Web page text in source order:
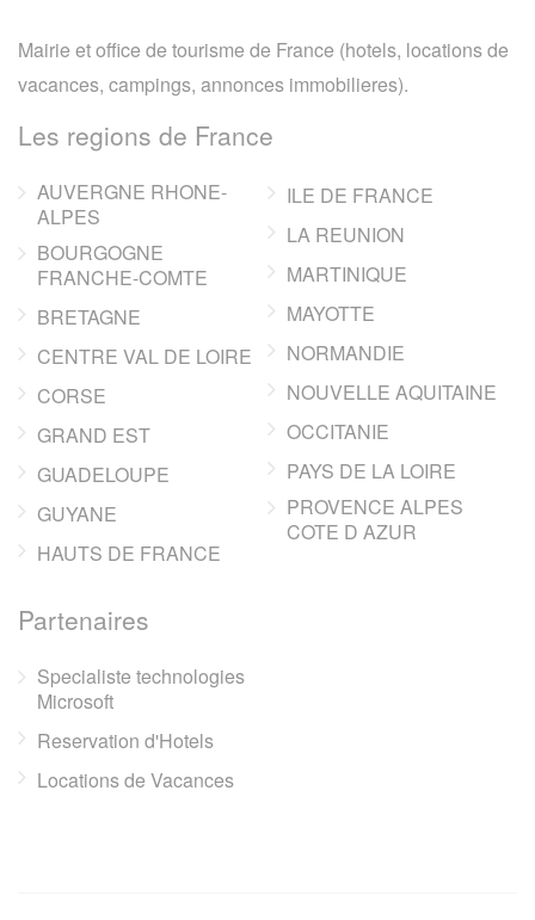
Mairie et office de tourisme de France (hotels, locations de
vacances, campings, annonces immobilieres).
Les regions de France
AUVERGNE RHONE-
ALPES
BOURGOGNE
FRANCHE-COMTE
BRETAGNE
CENTRE VAL DE LOIRE
CORSE
GRAND EST
GUADELOUPE
GUYANE
HAUTS DE FRANCE
ILE DE FRANCE
LA REUNION
MARTINIQUE
MAYOTTE
NORMANDIE
NOUVELLE AQUITAINE
OCCITANIE
PAYS DE LA LOIRE
PROVENCE ALPES
COTE D AZUR
Partenaires
Specialiste technologies
Microsoft
Reservation d'Hotels
Locations de Vacances